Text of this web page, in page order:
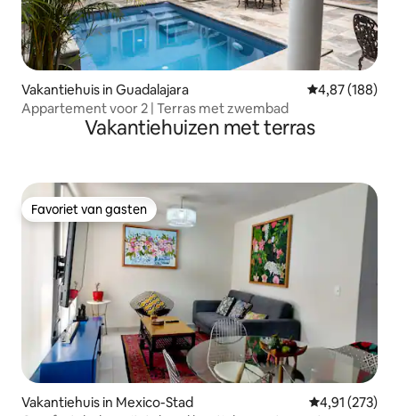
Vakantiehuis in Guadalajara Gemiddelde
4,87 (188)
Appartement voor 2 | Terras met zwembad
Vakantiehuizen met terras
Favoriet van gasten
Favoriet van gasten
Vakantiehuis in Mexico-Stad Gemiddelde
4,91 (273)